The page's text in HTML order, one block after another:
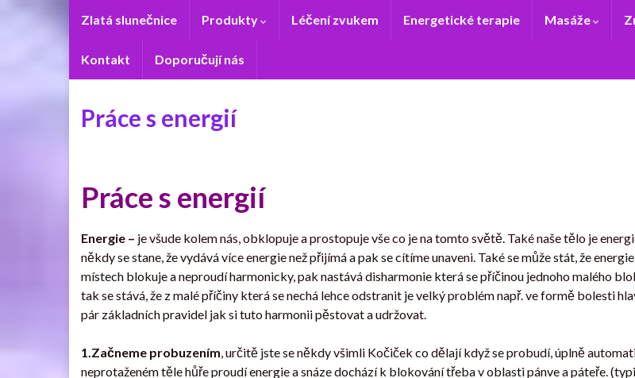
Zlatá slunečnice Produkty Léčení zvukem Energetické terapie Masáže
Kontakt Doporučují nás
Práce s energií
Práce s energií
Energie – je všude kolem nás, obklopuje a prostopuje vše co je na tomto světě. Také naše tělo je
někdy se stane, že vydává více energie než přijímá a pak se cítíme unaveni. Také se může stát, že
místech blokuje a neproudí harmonicky, pak nastává disharmonie která se příčinou jednoho malého
tak se stává, že z malé příčiny která se nechá lehce odstranit je velký problém např. ve formě bolesti
pár základních pravidel jak si tuto harmonii pěstovat a udržovat.
1.Začneme probuzením, určitě jste se někdy všimli Kočiček co dělají když se probudí, úplně
neprotaženém těle hůře proudí energie a snáze dochází k blokování třeba v oblasti pánve a páteře.